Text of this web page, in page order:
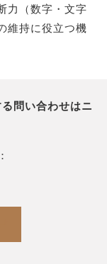
力（数字・文字
維持に役立つ機
問い合わせはニ